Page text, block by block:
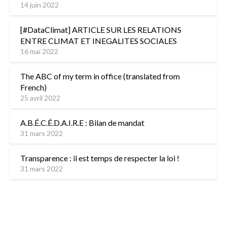
14 juin 2022
[#DataClimat] ARTICLE SUR LES RELATIONS
ENTRE CLIMAT ET INEGALITES SOCIALES
16 mai 2022
The ABC of my term in office (translated from
French)
25 avril 2022
A.B.É.C.É.D.A.I.R.E : Bilan de mandat
31 mars 2022
Transparence : il est temps de respecter la loi !
31 mars 2022